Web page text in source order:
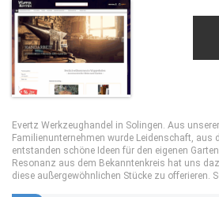
Evertz Werkzeughandel in Solingen. Aus
Familienunternehmen wurde Leidenschaft, aus
entstanden schöne Ideen für den eigenen
Resonanz aus dem Bekanntenkreis hat uns
diese außergewöhnlichen Stücke zu offerieren.